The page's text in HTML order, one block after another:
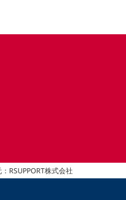
RSUPPORT株式会社